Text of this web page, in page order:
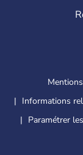
Informations
Paramétrer